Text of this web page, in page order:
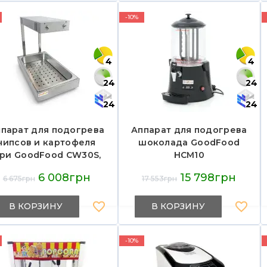
4
24
24
для подогрева
и картофеля
GoodFood CW30S,
нержавеющей стали,
220В
6 675грн 6 008грн
В КОРЗИНУ
-10%
4
24
24
Аппарат для подогрева
шоколада GoodFood
HCM10
17 553грн 15 798грн
В КОРЗИНУ
-10%